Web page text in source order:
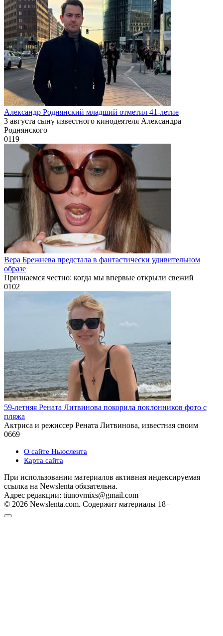
Александр Роднянский младший отметил 41-летие
3 августа сыну известного кинодеятеля Александра
Роднянского
0119
Вера Брежнева предстала в фантастически удивительном
образе
Признаемся честно: когда мы впервые открыли свежий
0102
59-летняя Рената Литвинова покорила поклонников фото с
пляжа
Актриса и режиссер Рената Литвинова, известная своим
0669
О сайте Ньюслента
Карта сайта
При использовании материалов активная индексируемая
ссылка на Newslenta обязательна.
Адрес редакции: tiunovmixs@gmail.com
© 2026 Newslenta.com. Содержит материалы 18+